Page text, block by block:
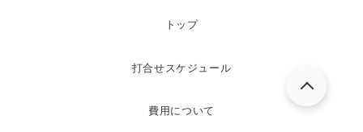
トップ
打合せスケジュール
費用について